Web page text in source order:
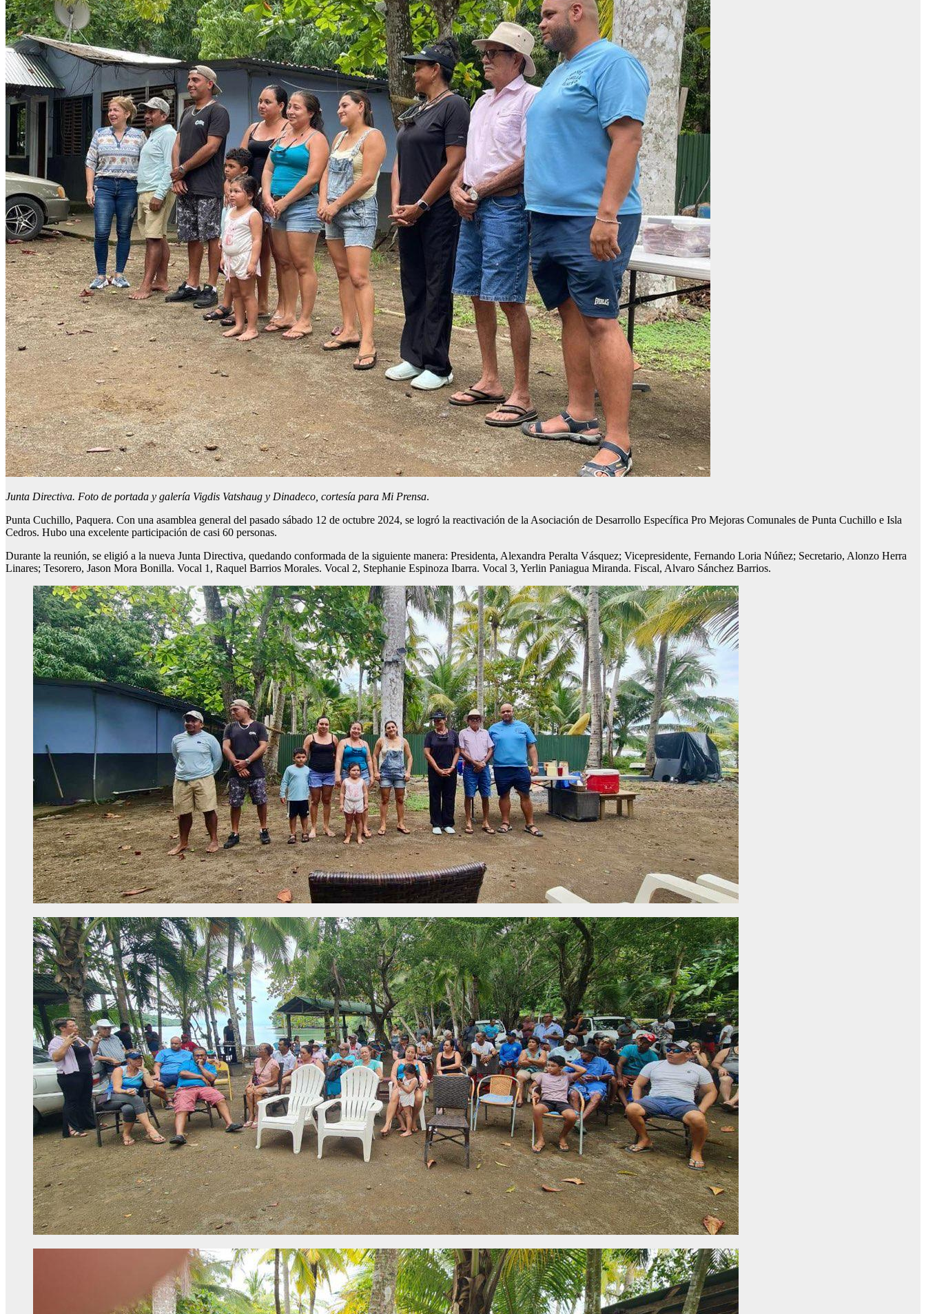
Junta Directiva. Foto de portada y galería Vigdis Vatshaug y Dinadeco, cortesía para Mi Prensa.
Punta Cuchillo, Paquera. Con una asamblea general del pasado sábado 12 de octubre 2024, se logró la reactivación de la Asociación de Desarrollo Específica Pro Mejoras Comunales de Punta Cuchillo e Isla
Cedros. Hubo una excelente participación de casi 60 personas.
Durante la reunión, se eligió a la nueva Junta Directiva, quedando conformada de la siguiente manera: Presidenta, Alexandra Peralta Vásquez; Vicepresidente, Fernando Loria Núñez; Secretario, Alonzo Herra
Linares; Tesorero, Jason Mora Bonilla. Vocal 1, Raquel Barrios Morales. Vocal 2, Stephanie Espinoza Ibarra. Vocal 3, Yerlin Paniagua Miranda. Fiscal, Alvaro Sánchez Barrios.